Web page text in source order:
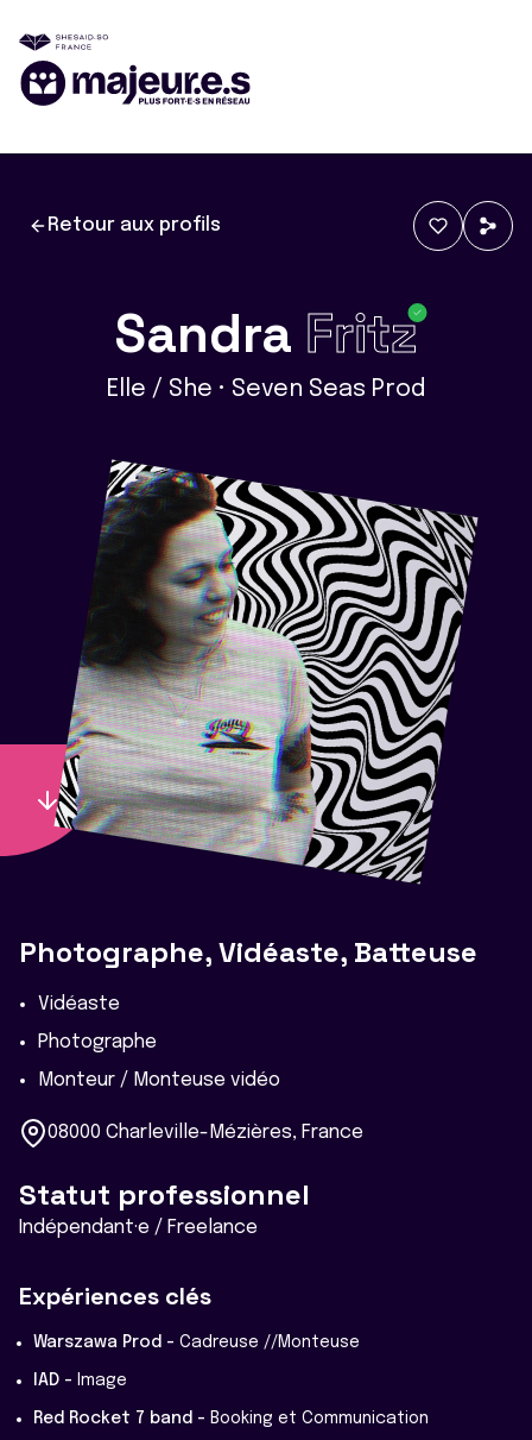
Retour aux profils
Sandra Fritz
Elle / She • Seven Seas Prod
Photographe, Vidéaste, Batteuse
Vidéaste
Photographe
Monteur / Monteuse vidéo
08000 Charleville-Mézières, France
Statut professionnel
Indépendant·e / Freelance
Expériences clés
Warszawa Prod - Cadreuse //Monteuse
IAD - Image
Red Rocket 7 band - Booking et Communication